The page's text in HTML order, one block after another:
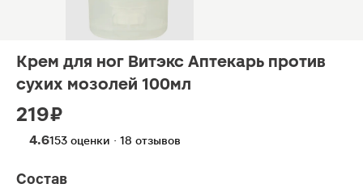
Крем для ног Витэкс Аптекарь против
сухих мозолей 100мл
219 ₽
4.6153 оценки · 18 отзывов
Состав